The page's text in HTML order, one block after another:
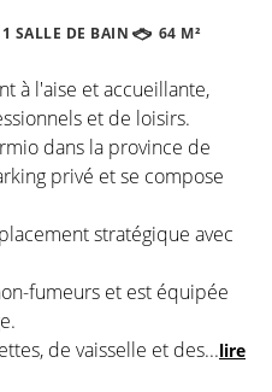
1 SALLE DE BAIN 64 M²
à l'aise et accueillante,
et de loisirs.
dans la province de
privé et se compose
stratégique avec
fumeurs et est équipée
de vaisselle et des...lire